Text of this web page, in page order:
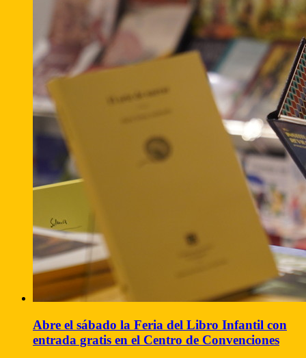
Abre el sábado la Feria del Libro Infantil con
entrada gratis en el Centro de Convenciones